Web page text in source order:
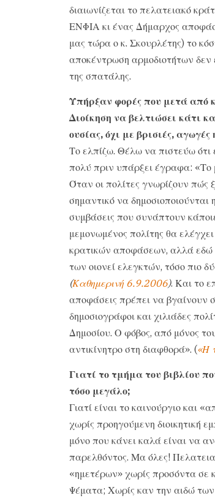
διαιωνίζεται το πελατειακό
ΕΝΦΙΑ κι ένας Δήμαρχος
μας τώρα ο κ. Σκουρλέτης) το
αποκέντρωση αρμοδιοτήτων
της σπατάλης.
Υπήρξαν φορές που μετά από
Διοίκηση να βελτιώσει κάτι
ουσίας, όχι με βρισιές, αγωγές
Το ελπίζω. Θέλω να πιστεύω ότι
πολύ πριν υπάρξει έγραφα: «Το
Όταν οι πολίτες γνωρίζουν πώς
σημαντικό να
συμβάσεις που συνάπτουν
μεμονωμένος πολίτης θα
κρατικών αποφάσεων, αλλά εδώ
των οιονεί ελεγκτών, τόσο πιο
(Καθημερινή 6.9.2006). Και το
αποφάσεις πρέπει να βγαίνουν
δημοσιογράφοι και χιλιάδες
Δημοσίου. Ο φόβος, από μόνος
αντικίνητρο στη διαφθορά». («Η
Γιατί το τμήμα του βιβλίου
τόσο μεγάλο;
Γιατί είναι το καινούργιο και
χωρίς προηγούμενη διοικητική
μόνο που κάνει καλά είναι να
παρελθόντος. Μα όλες!
«ημετέρων» χωρίς προσόντα σε
Ψέματα; Χωρίς καν την αιδώ